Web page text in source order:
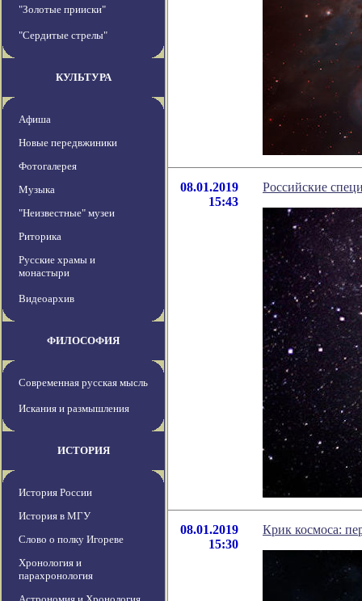
"Золотые прииски"
"Сердитые стрелы"
КУЛЬТУРА
Афиша
Новые передвжиники
Фотогалерея
Музыка
"Неизвестные" музеи
Риторика
Русские храмы и
монастыри
Видеоархив
ФИЛОСОФИЯ
Современная русская мысль
Искания и размышления
ИСТОРИЯ
История России
История в МГУ
Слово о полку Игореве
Хронология и
парахронология
08.01.2019
15:43
Российские
08.01.2019
15:30
Крик космоса: